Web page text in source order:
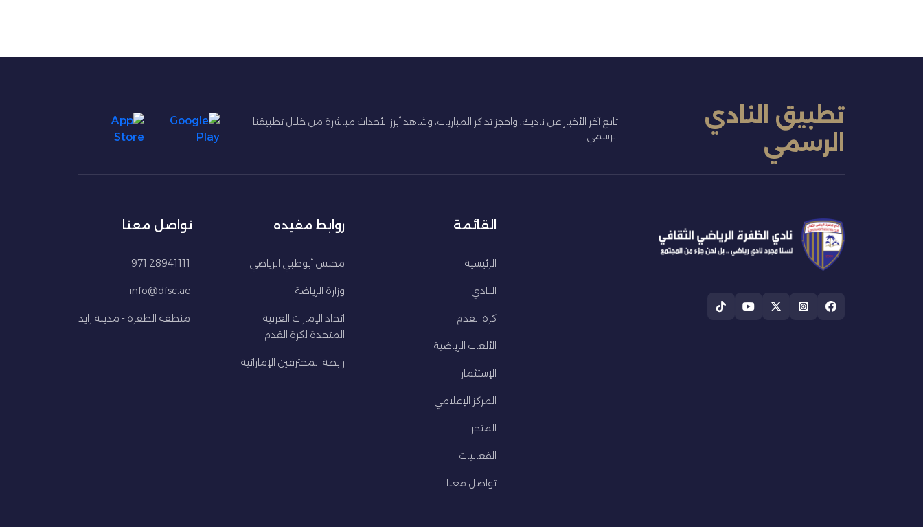
تطبيق النادي
الرسمي
تابع آخر الأخبار عن ناديك، واحجز تذاكر المباريات، وشاهد أبرز الأحداث مباشرة من خلال تطبيقنا
الرسمي
القائمة
الرئيسية
النادي
كرة القدم
الألعاب الرياضية
الإستثمار
المركز الإعلامي
المتجر
الفعاليات
تواصل معنا
روابط مفيده
مجلس أبوظبي الرياضي
وزارة الرياضة
اتحاد الإمارات العربية
المتحدة لكرة القدم
رابطة المحترفين الإماراتية
تواصل معنا
28941111 971
info@dfsc.ae
منطقة الظفرة - مدينة زايد